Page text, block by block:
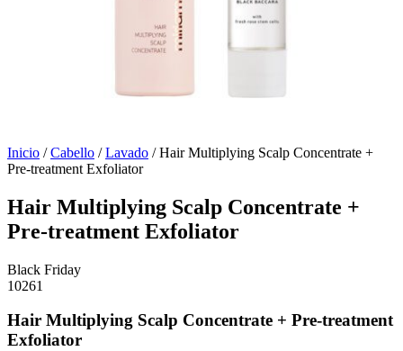
Inicio /Cabello /Lavado / Hair Multiplying Scalp Concentrate +
Pre-treatment Exfoliator
Hair Multiplying Scalp Concentrate +
Pre-treatment Exfoliator
Black Friday
10261
Hair Multiplying Scalp Concentrate + Pre-treatment
Exfoliator